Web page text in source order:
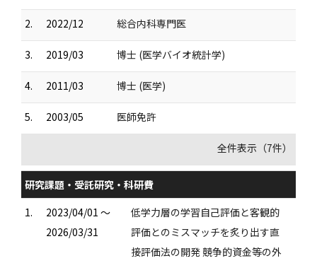
2. 2022/12 総合内科専門医
3. 2019/03 博士 (医学バイオ統計学)
4. 2011/03 博士 (医学)
5. 2003/05 医師免許
全件表示（7件）
研究課題・受託研究・科研費
1.
2023/04/01 ～
2026/03/31
低学力層の学習自己評価と客観的
評価とのミスマッチを炙り出す直
接評価法の開発 競争的資金等の外